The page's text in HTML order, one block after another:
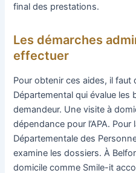
final des prestations.
Les démarches
effectuer
Pour obtenir ces aides, il faut
Départemental qui évalue
demandeur. Une visite à
dépendance pour l’APA. Pour
Départementale des
examine les dossiers. À
domicile comme Smile-it